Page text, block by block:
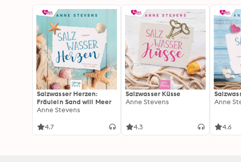
Salzwasser Herzen:
Fräulein Sand will Meer
Anne Stevens
4.7
Salzwasser Küsse
Anne Stevens
4.3
Anne
4.6